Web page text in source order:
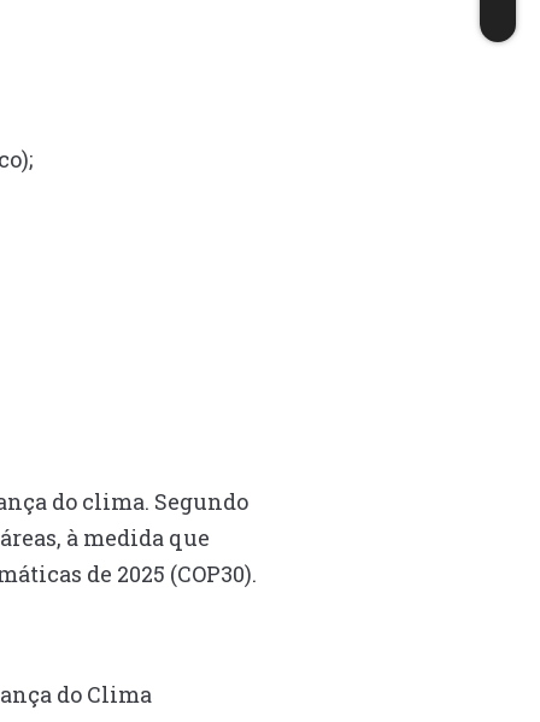
do clima. Segundo
à medida que
de 2025 (COP30).
do Clima